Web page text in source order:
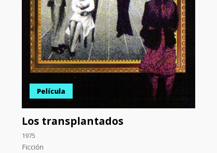
Película
Los transplantados
1975
Ficción